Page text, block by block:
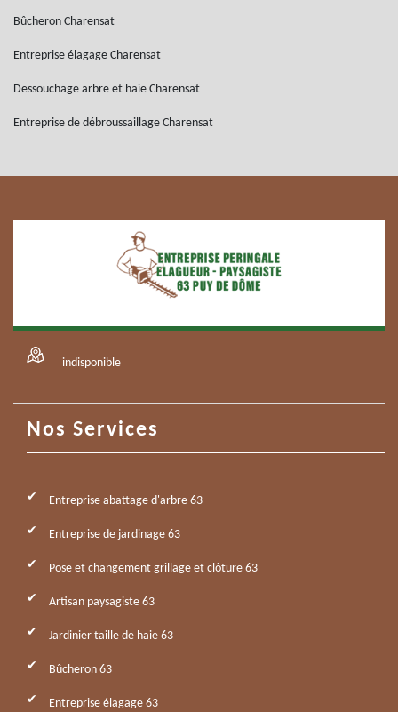
Bûcheron Charensat
Entreprise élagage Charensat
Dessouchage arbre et haie Charensat
Entreprise de débroussaillage Charensat
indisponible
Nos Services
Entreprise abattage d'arbre 63
Entreprise de jardinage 63
Pose et changement grillage et clôture 63
Artisan paysagiste 63
Jardinier taille de haie 63
Bûcheron 63
Entreprise élagage 63